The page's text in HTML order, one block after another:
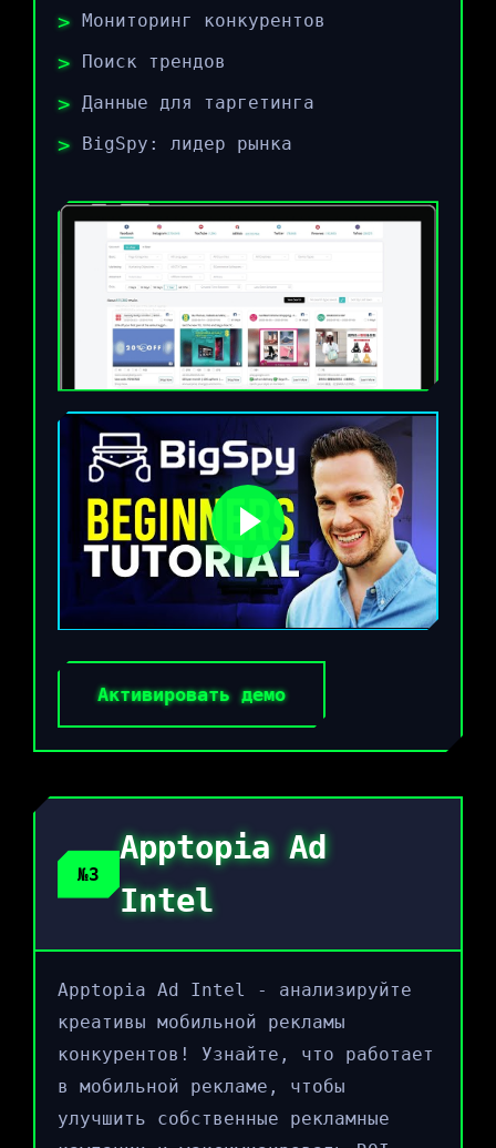
Мониторинг конкурентов
Поиск трендов
Данные для таргетинга
BigSpy: лидер рынка
Активировать демо
№3
Apptopia Ad
Intel
Apptopia Ad Intel - анализируйте
креативы мобильной рекламы
конкурентов! Узнайте, что работает
в мобильной рекламе, чтобы
улучшить собственные рекламные